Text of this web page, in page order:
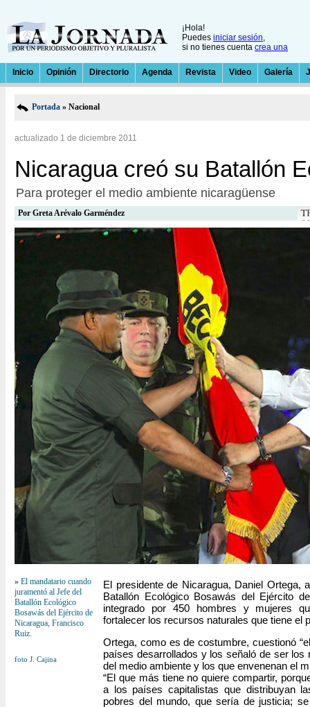
¡Hola!
Puedes iniciar sesión,
si no tienes cuenta crea una
Inicio Opinión Directorio Agenda Revista Video Galería
Portada » Nacional
actualizado 1 de diciembre 2011
Nicaragua creó su Batallón
Para proteger el medio ambiente nicaragüense
Por Greta Arévalo Garméndez
» El mandatario cuando
juramentó al Jefe del
Batallón Ecológico
Bosawás del Ejército de
Nicaragua, Francisco
Ruiz.
foto J. Cajina
El presidente de Nicaragua, Daniel Ortega,
Batallón Ecológico Bosawás del Ejército
integrado por 450 hombres y mujeres
fortalecer los recursos naturales que tiene el
Ortega, como es de costumbre, cuestionó
países desarrollados y los señaló de ser los
del medio ambiente y los que envenenan el
“El que más tiene no quiere compartir,
a los países capitalistas que distribuyan
pobres del mundo, que sería de justicia;